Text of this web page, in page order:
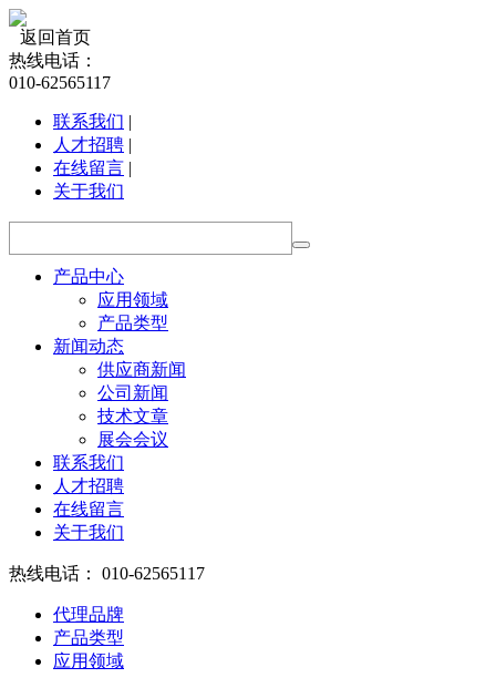
返回首页
热线电话：
010-62565117
联系我们 |
人才招聘 |
在线留言 |
关于我们
产品中心
应用领域
产品类型
新闻动态
供应商新闻
公司新闻
技术文章
展会会议
联系我们
人才招聘
在线留言
关于我们
热线电话： 010-62565117
代理品牌
产品类型
应用领域